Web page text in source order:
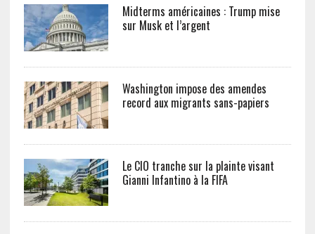
Midterms américaines : Trump mise
sur Musk et l’argent
Washington impose des amendes
record aux migrants sans-papiers
Le CIO tranche sur la plainte visant
Gianni Infantino à la FIFA